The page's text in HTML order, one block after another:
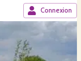
Connexion